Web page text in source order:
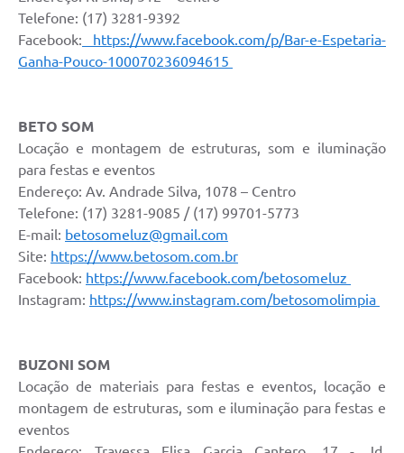
Telefone: (17) 3281-9392
Facebook: https://www.facebook.com/p/Bar-e-Espetaria-
Ganha-Pouco-100070236094615
BETO SOM
Locação e montagem de estruturas, som e iluminação
para festas e eventos
Endereço: Av. Andrade Silva, 1078 – Centro
Telefone: (17) 3281-9085 / (17) 99701-5773
E-mail: betosomeluz@gmail.com
Site: https://www.betosom.com.br
Facebook: https://www.facebook.com/betosomeluz
Instagram: https://www.instagram.com/betosomolimpia
BUZONI SOM
Locação de materiais para festas e eventos, locação e
montagem de estruturas, som e iluminação para festas e
eventos